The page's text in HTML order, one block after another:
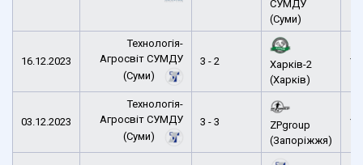
СУМДУ
(Суми)
16.12.2023
Технологія-
Агросвіт СУМДУ
(Суми)
3 - 2
Харків-2
(Харків)
03.12.2023
Технологія-
Агросвіт СУМДУ
(Суми)
3 - 3
ZPgroup
(Запоріжжя)